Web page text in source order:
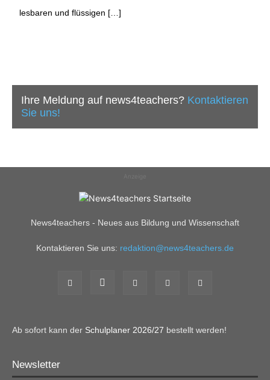
lesbaren und flüssigen […]
Ihre Meldung auf news4teachers? Kontaktieren
Sie uns!
News4teachers - Neues aus Bildung und Wissenschaft
Kontaktieren Sie uns: redaktion@news4teachers.de
Ab sofort kann der Schulplaner 2026/27 bestellt werden!
Newsletter